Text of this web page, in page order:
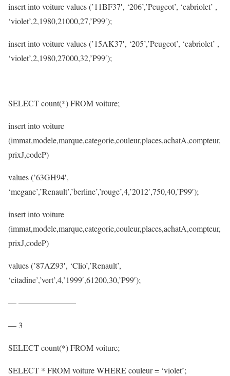
insert into voiture values (’11BF37′, ‘206’,’Peugeot’, ‘cabriolet’ ,
‘violet’,2,1980,21000,27,’P99′);
insert into voiture values (’15AK37′, ‘205’,’Peugeot’, ‘cabriolet’ ,
‘violet’,2,1980,27000,32,’P99′);
SELECT count(*) FROM voiture;
insert into voiture
(immat,modele,marque,categorie,couleur,places,achatA,compteur,
prixJ,codeP)
values (’63GH94′,
‘megane’,’Renault’,’berline’,’rouge’,4,’2012′,750,40,’P99′);
insert into voiture
(immat,modele,marque,categorie,couleur,places,achatA,compteur,
prixJ,codeP)
values (’87AZ93′, ‘Clio’,’Renault’,
‘citadine’,’vert’,4,’1999′,61200,30,’P99′);
— ———————
— 3
SELECT count(*) FROM voiture;
SELECT * FROM voiture WHERE couleur = ‘violet’;